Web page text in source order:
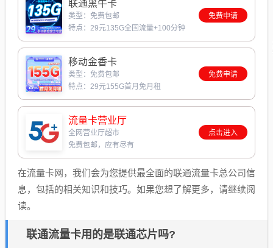
联通黑牛卡
类型：免费包邮
特点：29元135G全国流量+100分钟
免费申请
移动金香卡
类型：免费包邮
特点：29元155G首月免月租
免费申请
流量卡营业厅
全网营业厅超市
免费包邮，应有尽有
点击进入
在流量卡网，我们会为您提供最全面的联通流量卡总公司信
息，包括的相关知识和技巧。如果您想了解更多，请继续阅
读。
联通流量卡用的是联通芯片吗?